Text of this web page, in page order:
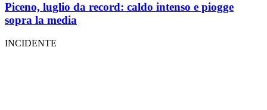
Piceno, luglio da record: caldo intenso e piogge
sopra la media
INCIDENTE